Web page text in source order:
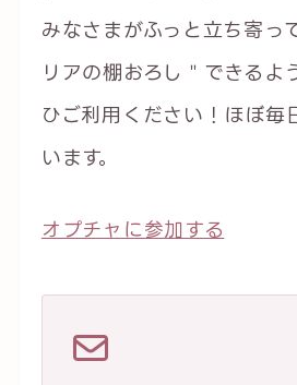
みなさまがふっと立ち寄っ
リアの棚おろし＂できるよ
ひご利用ください！ほぼ毎
います。
オプチャに参加する